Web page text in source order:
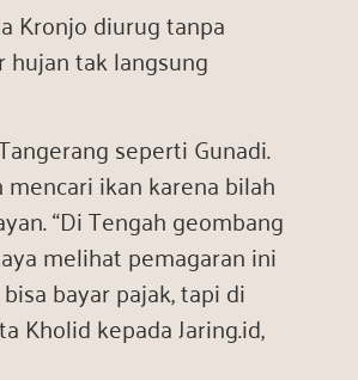
Kronjo diurug tanpa
tak langsung
seperti Gunadi.
ikan karena bilah
“Di Tengah geombang
melihat pemagaran ini
bayar pajak, tapi di
Kholid kepada Jaring.id,